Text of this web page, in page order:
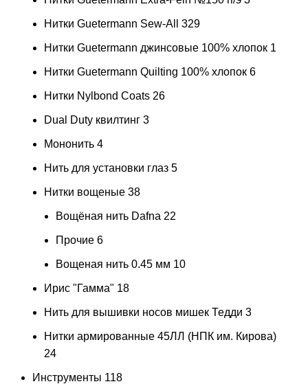
Нитки Guetermann Sew-All 329
Нитки Guetermann джинсовые 100% хлопок 1
Нитки Guetermann Quilting 100% хлопок 6
Нитки Nylbond Coats 26
Dual Duty квилтинг 3
Мононить 4
Нить для установки глаз 5
Нитки вощеные 38
Вощёная нить Dafna 22
Прочие 6
Вощеная нить 0.45 мм 10
Ирис "Гамма" 18
Нить для вышивки носов мишек Тедди 3
Нитки армированные 45ЛЛ (НПК им. Кирова)
24
Инструменты 118